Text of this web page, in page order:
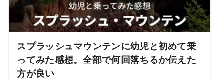
スプラッシュマウンテンに幼児と初めて乗
ってみた感想。全部で何回落ちるか伝えた
方が良い